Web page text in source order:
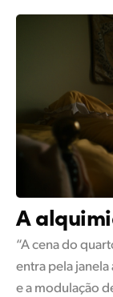
A
“A cena do
entra pela janela
e a modulação